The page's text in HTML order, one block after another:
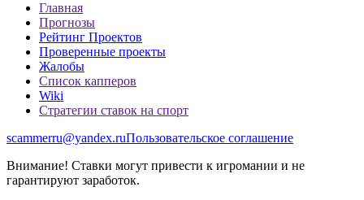
Главная
Прогнозы
Рейтинг Проектов
Проверенные проекты
Жалобы
Список капперов
Wiki
Стратегии ставок на спорт
scammerru@yandex.ruПользовательское соглашение
Внимание! Ставки могут привести к игромании и не
гарантируют заработок.